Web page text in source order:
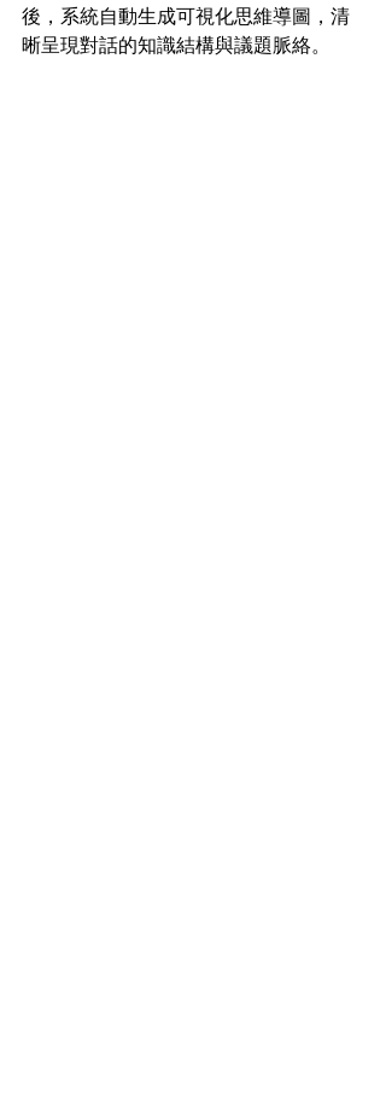
後，系統自動生成可視化思維導圖，清
晰呈現對話的知識結構與議題脈絡。